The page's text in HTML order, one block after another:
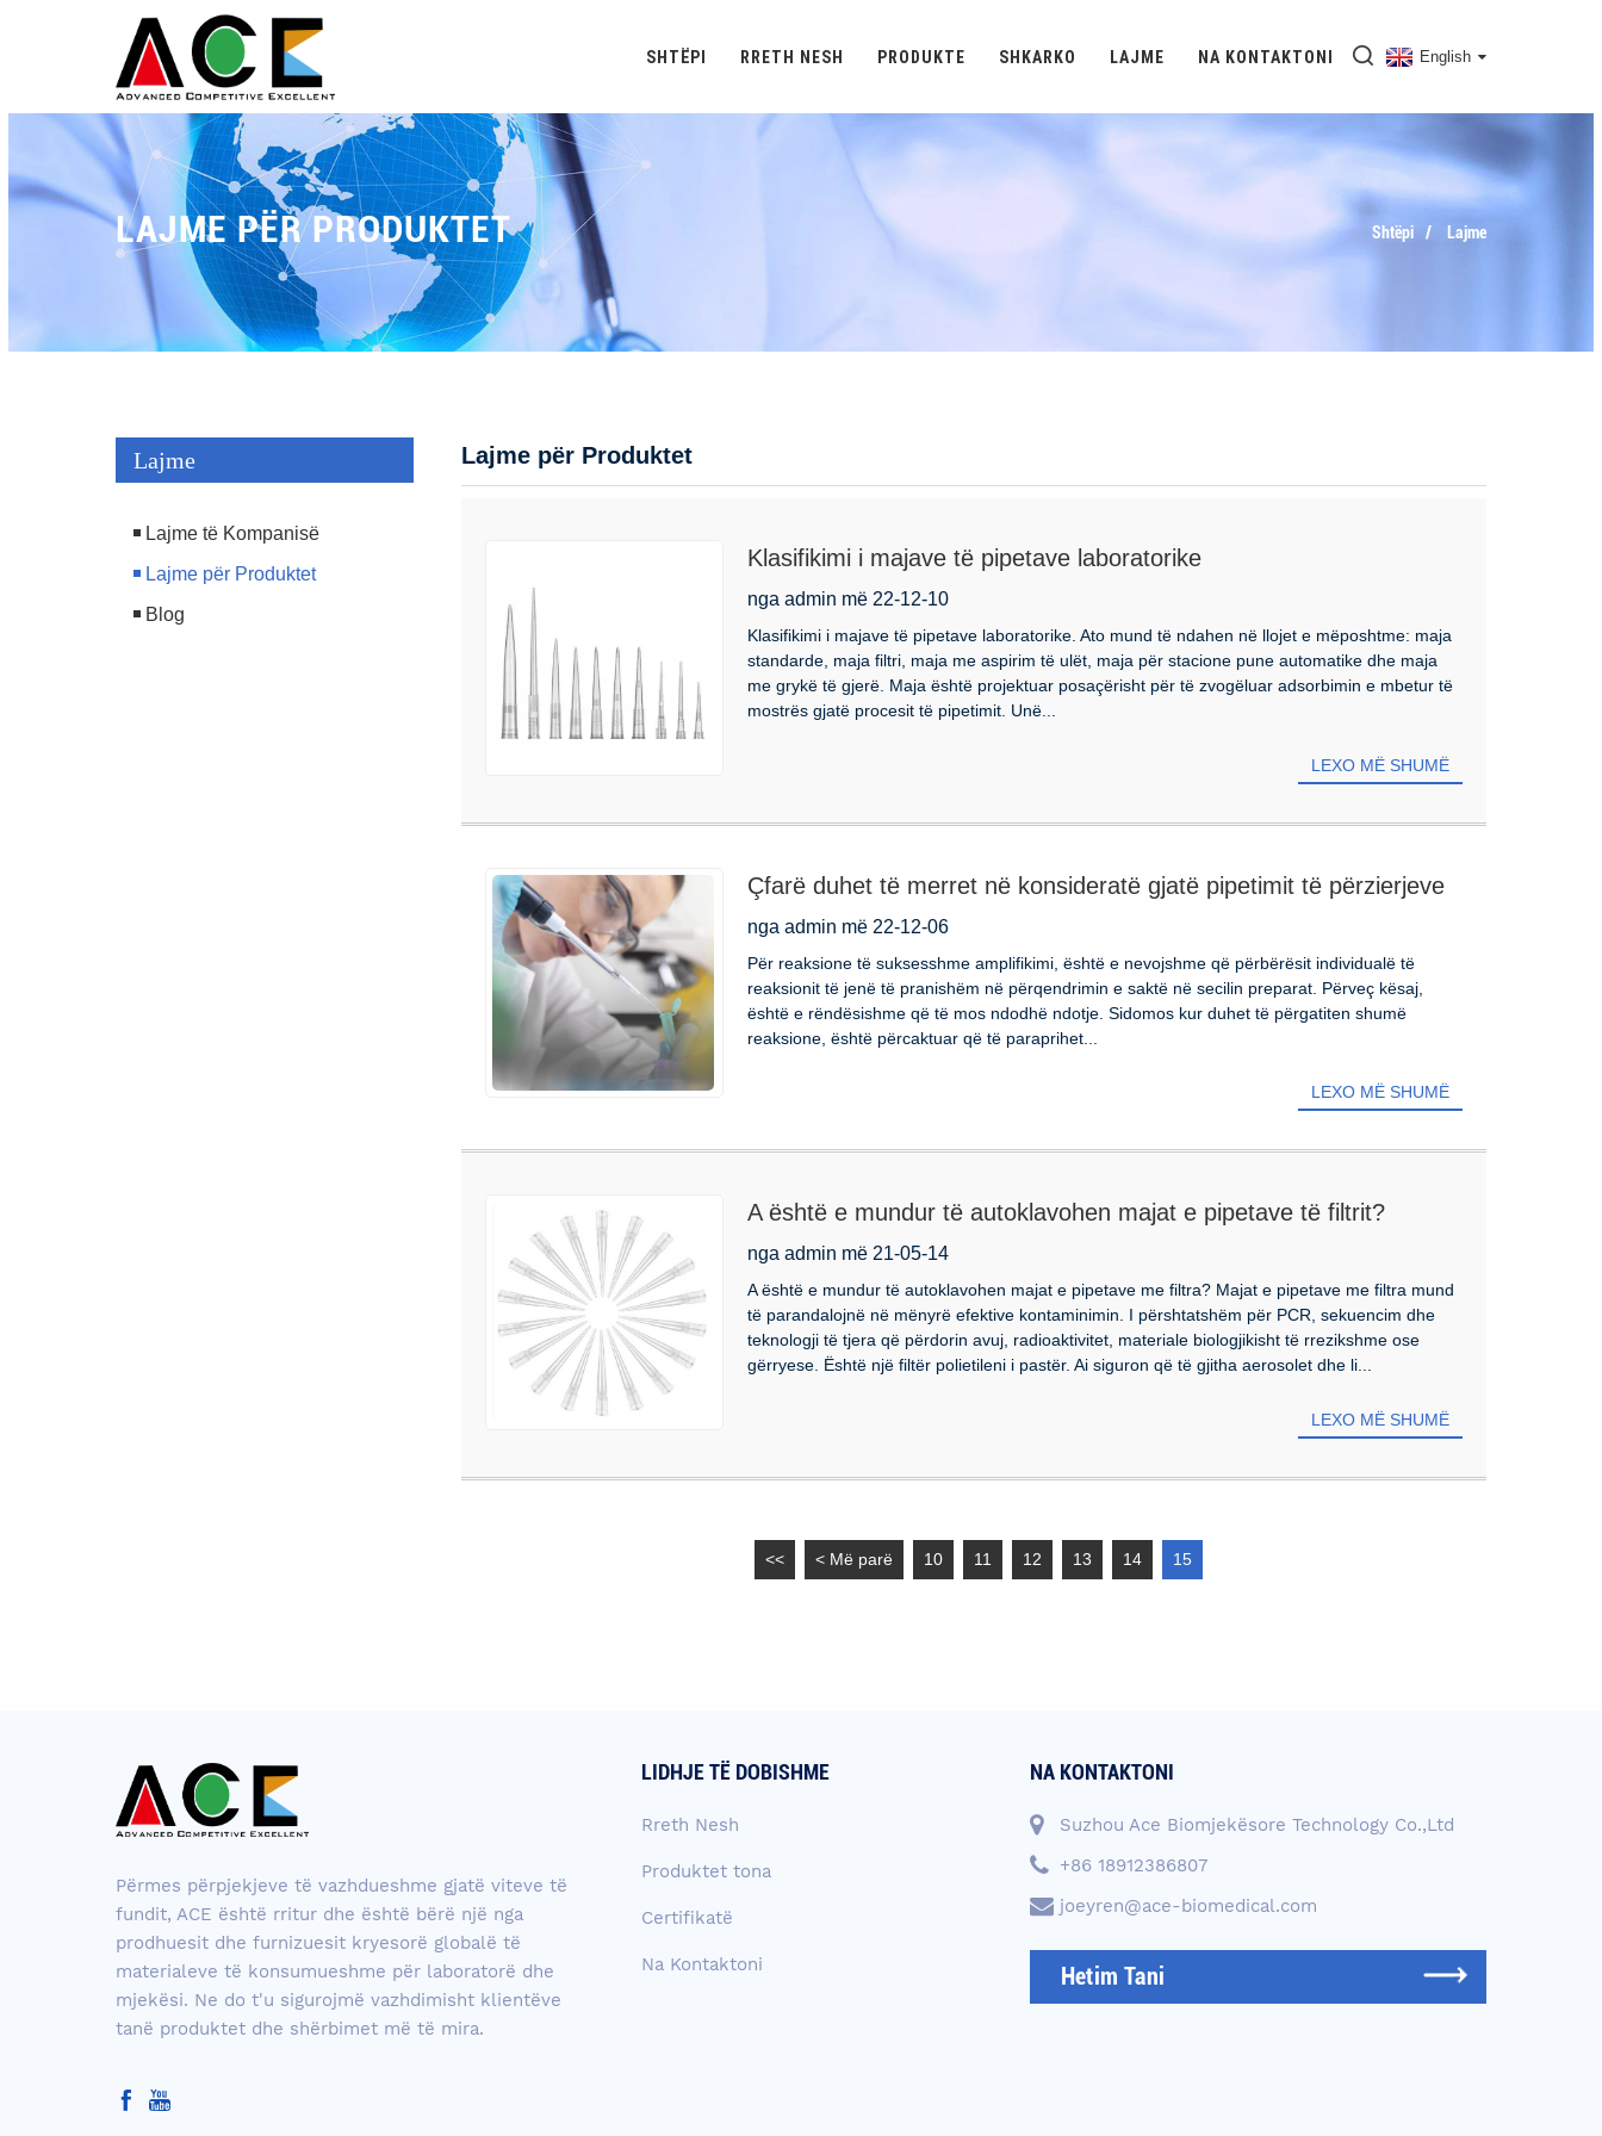
SHTËPI RRETH NESH PRODUKTE SHKARKO LAJME NA KONTAKTONI English
LAJME PËR PRODUKTET Shtëpi Lajme
Lajme
Lajme të Kompanisë
Lajme për Produktet
Blog
Lajme për Produktet
Klasifikimi i majave të pipetave laboratorike
nga admin më 22-12-10
Klasifikimi i majave të pipetave laboratorike. Ato mund të ndahen në llojet e mëposhtme: maja
standarde, maja filtri, maja me aspirim të ulët, maja për stacione pune automatike dhe maja
me grykë të gjerë. Maja është projektuar posaçërisht për të zvogëluar adsorbimin e mbetur të
mostrës gjatë procesit të pipetimit. Unë...
LEXO MË SHUMË
Çfarë duhet të merret në konsideratë gjatë pipetimit të përzierjeve
PCR?
nga admin më 22-12-06
Për reaksione të suksesshme amplifikimi, është e nevojshme që përbërësit individualë të
reaksionit të jenë të pranishëm në përqendrimin e saktë në secilin preparat. Përveç kësaj,
është e rëndësishme që të mos ndodhë ndotje. Sidomos kur duhet të përgatiten shumë
reaksione, është përcaktuar që të paraprihet...
LEXO MË SHUMË
A është e mundur të autoklavohen majat e pipetave të filtrit?
nga admin më 21-05-14
A është e mundur të autoklavohen majat e pipetave me filtra? Majat e pipetave me filtra mund
të parandalojnë në mënyrë efektive kontaminimin. I përshtatshëm për PCR, sekuencim dhe
teknologji të tjera që përdorin avuj, radioaktivitet, materiale biologjikisht të rrezikshme ose
gërryese. Është një filtër polietileni i pastër. Ai siguron që të gjitha aerosolet dhe li...
LEXO MË SHUMË
<< < Më parë 10 11 12 13 14 15
Përmes përpjekjeve të vazhdueshme gjatë viteve të
fundit, ACE është rritur dhe është bërë një nga
prodhuesit dhe furnizuesit kryesorë globalë të
materialeve të konsumueshme për laboratorë dhe
mjekësi. Ne do t'u sigurojmë vazhdimisht klientëve
tanë produktet dhe shërbimet më të mira.
LIDHJE TË DOBISHME
Rreth Nesh
Produktet tona
Certifikatë
Na Kontaktoni
NA KONTAKTONI
Suzhou Ace Biomjekësore Technology Co.,Ltd
+86 18912386807
joeyren@ace-biomedical.com
Hetim Tani